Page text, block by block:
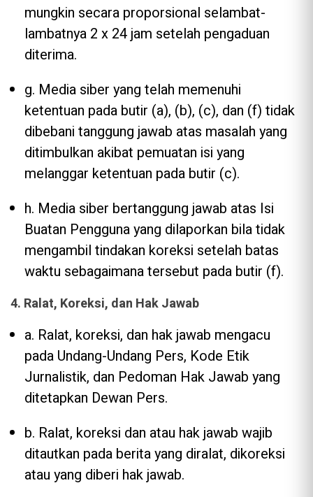
mungkin secara proporsional selambat-
lambatnya 2 x 24 jam setelah pengaduan
diterima.
g. Media siber yang telah memenuhi
ketentuan pada butir (a), (b), (c), dan (f) tidak
dibebani tanggung jawab atas masalah yang
ditimbulkan akibat pemuatan isi yang
melanggar ketentuan pada butir (c).
h. Media siber bertanggung jawab atas Isi
Buatan Pengguna yang dilaporkan bila tidak
mengambil tindakan koreksi setelah batas
waktu sebagaimana tersebut pada butir (f).
4. Ralat, Koreksi, dan Hak Jawab
a. Ralat, koreksi, dan hak jawab mengacu
pada Undang-Undang Pers, Kode Etik
Jurnalistik, dan Pedoman Hak Jawab yang
ditetapkan Dewan Pers.
b. Ralat, koreksi dan atau hak jawab wajib
ditautkan pada berita yang diralat, dikoreksi
atau yang diberi hak jawab.